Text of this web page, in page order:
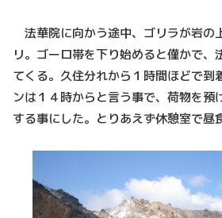
法華院に向かう途中、ゴリラが岩の
リ。ゴーロ帯を下り始めると僅かで、
てくる。久住分れから１時間ほどで到
ンは１４時からと言う事で、荷物を預
する事にした。とりあえず休憩室で昼